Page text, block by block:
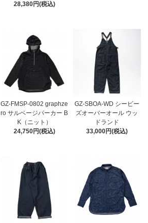
28,380円(税込)
GZ-FMSP-0802 graphze
ro サルベージパーカー B
K（ニット）
24,750円(税込)
GZ-SBOA-WD シービー
ズオーバーオール ウッ
ドランド
33,000円(税込)